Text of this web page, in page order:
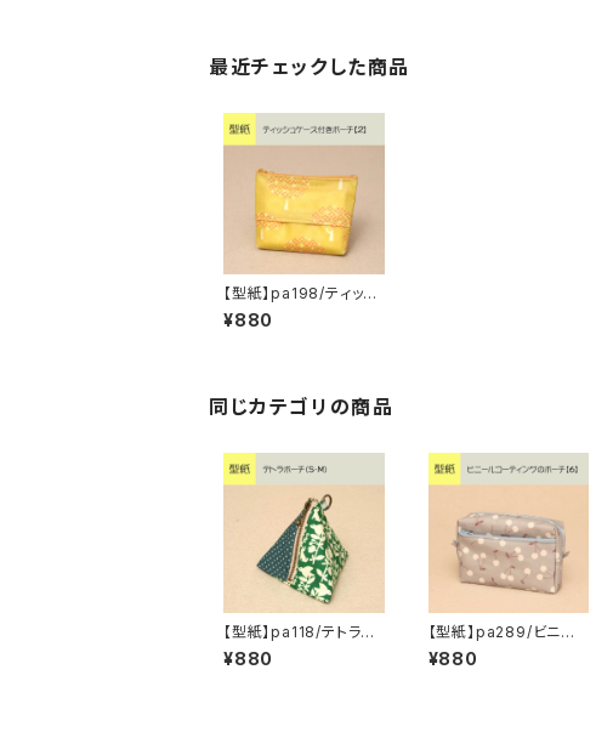
最近チェックした商品
【型紙】pa198/ティッシ
ュケース付きポーチ【2】
¥880
同じカテゴリの商品
【型紙】pa118/テトラポ
ーチ（S・M）
¥880
【型紙】pa289/ビニー
ルコーティングのポーチ
【6】
¥880